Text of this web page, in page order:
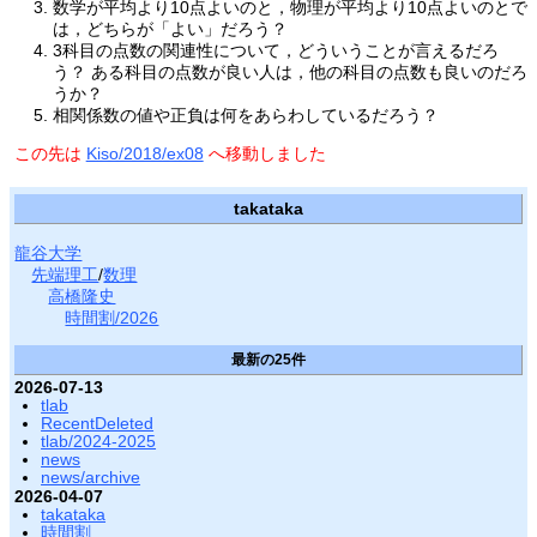
数学が平均より10点よいのと，物理が平均より10点よいのとで
は，どちらが「よい」だろう？
3科目の点数の関連性について，どういうことが言えるだろ
う？ ある科目の点数が良い人は，他の科目の点数も良いのだろ
うか？
相関係数の値や正負は何をあらわしているだろう？
この先は Kiso/2018/ex08 へ移動しました
takataka
龍谷大学
先端理工/数理
高橋隆史
時間割/2026
最新の25件
2026-07-13
tlab
RecentDeleted
tlab/2024-2025
news
news/archive
2026-04-07
takataka
時間割